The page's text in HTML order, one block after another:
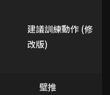
建議訓練動作 (修
改版)
壁推